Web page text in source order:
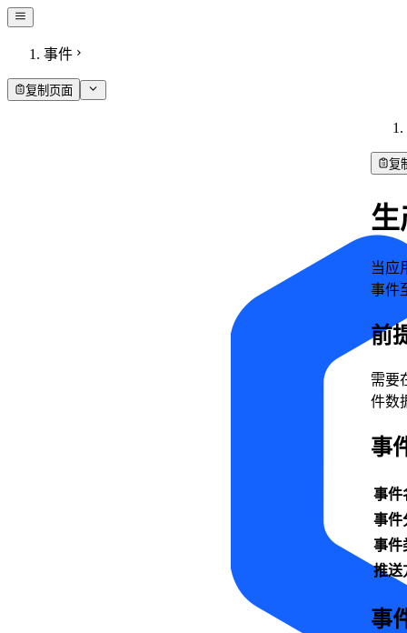
事件
复制页面
复
生
当应
事件
前
需要
件数
事
事件
事件
事件
推送
事